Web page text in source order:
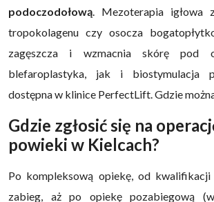
podoczodołową. Mezoterapia igłowa
tropokolagenu czy osocza
zagęszcza i wzmacnia skórę pod
blefaroplastyka, jak i biostymulacja
dostępna w klinice PerfectLift. Gdzie
Gdzie zgłosić się na
powieki w Kielcach?
Po kompleksową opiekę, od kwalifikacji
zabieg, aż po opiekę pozabiegową